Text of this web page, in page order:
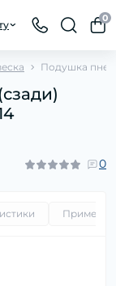
0
Подушка
0